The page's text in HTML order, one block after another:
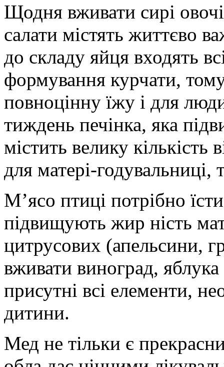
Щодня вживати сирі
салати містять життєво
до складу яйця входять
формування курчати,
повноцінну їжу і для
тиждень печінка, яка
містить велику кількість
для матері-годувальниці,
М’ясо птиці потрібно
підвищують жир ність
цитрусових (апельсини,
вживати виноград,
присутні всі елементи,
дитини.
Мед не тільки є